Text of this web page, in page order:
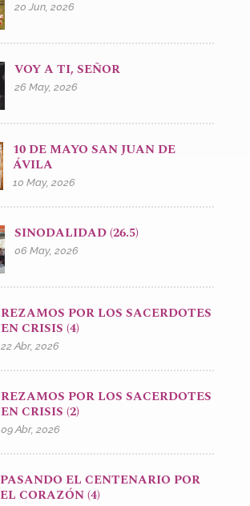
20 Jun, 2026
VOY A TI, SEÑOR
26 May, 2026
10 DE MAYO SAN JUAN DE
ÁVILA
10 May, 2026
SINODALIDAD (26.5)
06 May, 2026
REZAMOS POR LOS SACERDOTES
EN CRISIS (4)
22 Abr, 2026
REZAMOS POR LOS SACERDOTES
EN CRISIS (2)
09 Abr, 2026
PASANDO EL CENTENARIO POR
EL CORAZÓN (4)